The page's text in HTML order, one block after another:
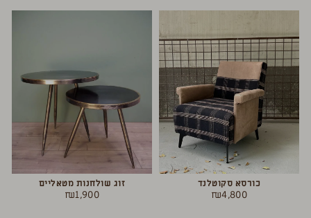
כורסא סקוטלנד
₪4,800
זוג שולחנות מטאליים
₪1,900